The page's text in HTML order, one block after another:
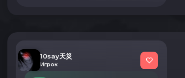
10say天災
Игрок